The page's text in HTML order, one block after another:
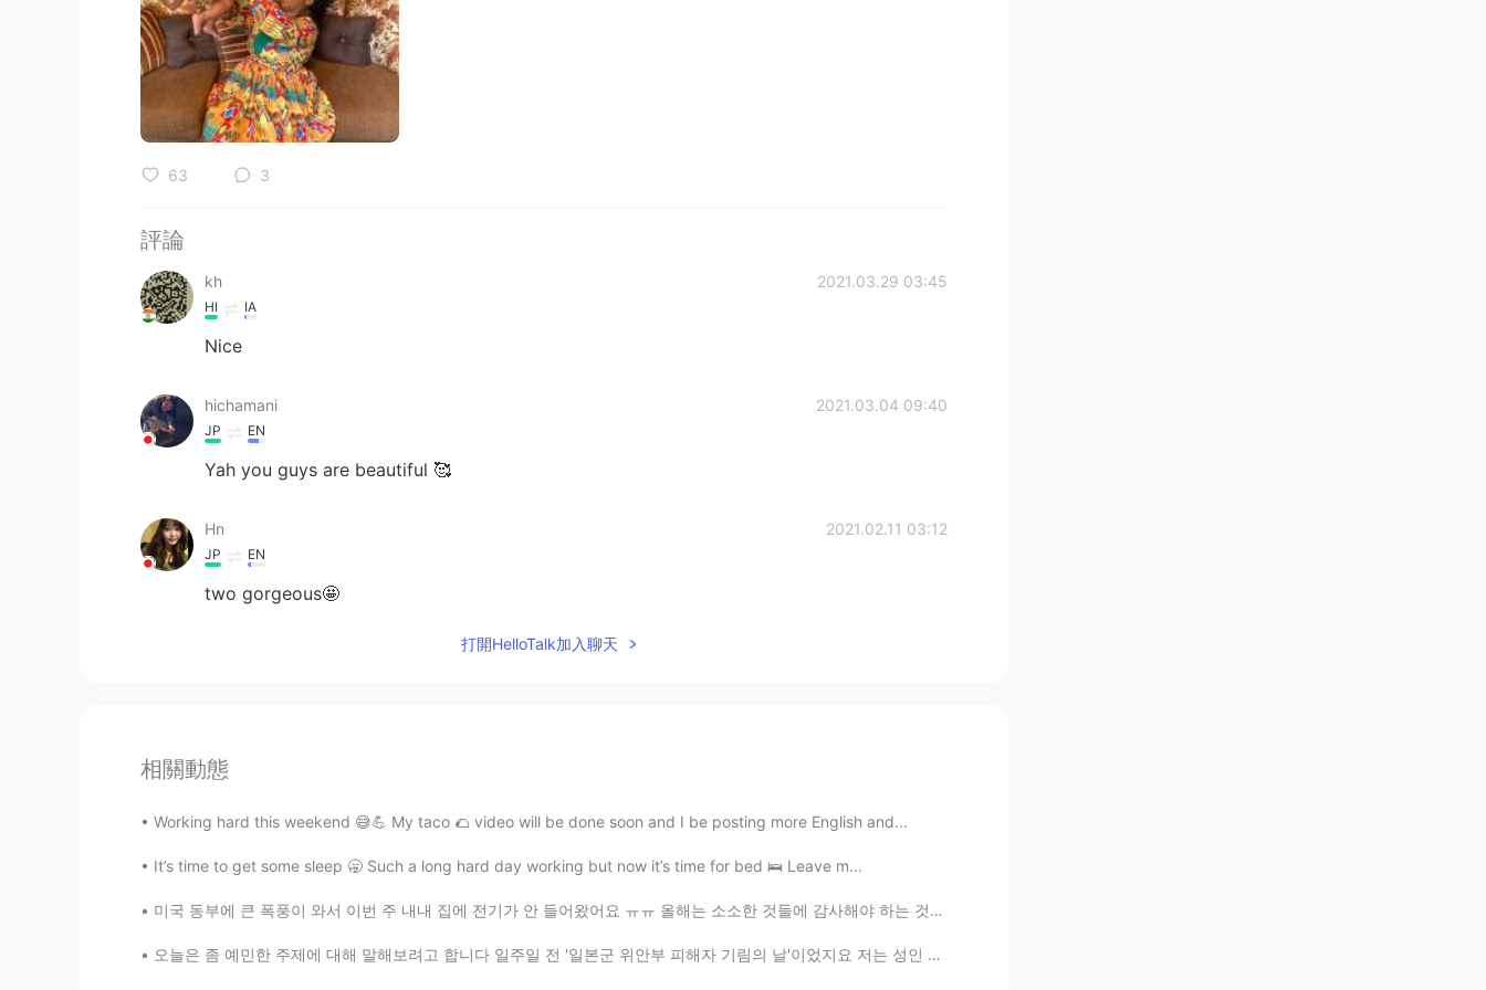
63 3
評論
kh 2021.03.29 03:45
HI IA
Nice
hichamani 2021.03.04 09:40
JP EN
Yah you guys are beautiful 🥰
Hn 2021.02.11 03:12
JP EN
two gorgeous🤩
打開HelloTalk加入聊天
相關動態
Working hard this weekend 😅💪 My taco 🌮 video will be done soon and I be posting more English and...
It’s time to get some sleep 🥱 Such a long hard day working but now it’s time for bed 🛌 Leave m...
미국 동부에 큰 폭풍이 와서 이번 주 내내 집에 전기가 안 들어왔어요 ㅠㅠ 올해는 소소한 것들에 감사해야 하는 것을 배우는 거 같아요 한달 전 쯤에는 수돗물이 없어서 고생 많...
오늘은 좀 예민한 주제에 대해 말해보려고 합니다 일주일 전 '일본군 위안부 피해자 기림의 날'이었지요 저는 성인 될때까지 '위안부'가 무엇인 줄 몰랐어요 미국에선 이런 역...